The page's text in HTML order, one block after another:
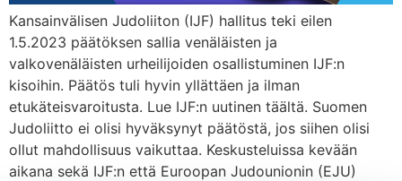
Kansainvälisen Judoliiton (IJF) hallitus teki eilen
1.5.2023 päätöksen sallia venäläisten ja
valkovenäläisten urheilijoiden osallistuminen IJF:n
kisoihin. Päätös tuli hyvin yllättäen ja ilman
etukäteisvaroitusta. Lue IJF:n uutinen täältä. Suomen
Judoliitto ei olisi hyväksynyt päätöstä, jos siihen olisi
ollut mahdollisuus vaikuttaa. Keskusteluissa kevään
aikana sekä IJF:n että Euroopan Judounionin (EJU)